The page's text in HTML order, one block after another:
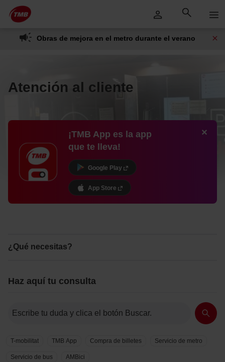
Saltar al contenido principal
Saltar
al
contenido
Obras de mejora en el metro durante el verano
Atención al cliente
¡TMB App es la app
que te lleva!
Google Play
App Store
¿Qué necesitas?
Haz aquí tu consulta
T-mobilitat TMB App Compra de billetes Servicio de metro
Servicio de bus AMBici